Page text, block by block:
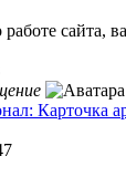
сайта,
Карточка